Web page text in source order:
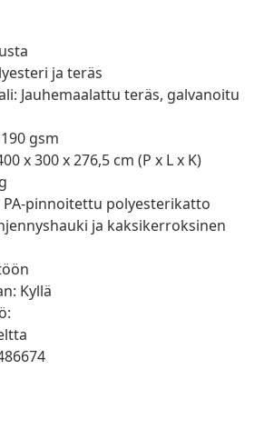
ja teräs
Jauhemaalattu teräs, galvanoitu
gsm
x 300 x 276,5 cm (P x L x K)
PA-pinnoitettu polyesterikatto
ja kaksikerroksinen
Kyllä